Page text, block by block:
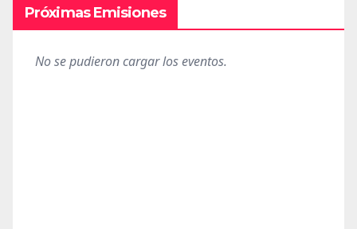
Próximas Emisiones